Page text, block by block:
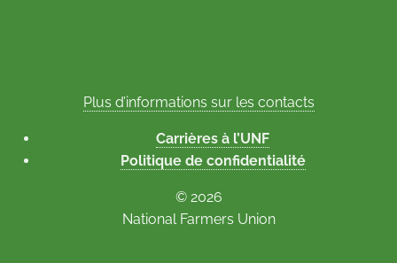
Plus d’informations sur les contacts
Carrières à l’UNF
Politique de confidentialité
© 2026
National Farmers Union